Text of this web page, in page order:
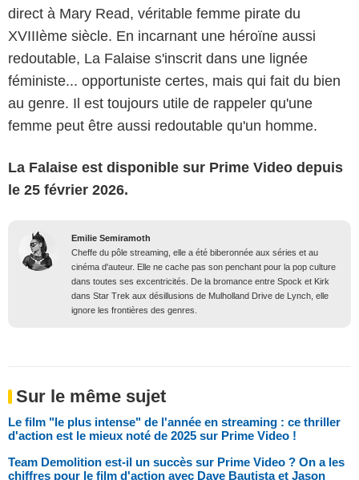
direct à Mary Read, véritable femme pirate du
XVIIIème siècle. En incarnant une héroïne aussi
redoutable, La Falaise s'inscrit dans une lignée
féministe... opportuniste certes, mais qui fait du bien
au genre. Il est toujours utile de rappeler qu'une
femme peut être aussi redoutable qu'un homme.
La Falaise est disponible sur Prime Video depuis
le 25 février 2026.
Emilie Semiramoth
Cheffe du pôle streaming, elle a été biberonnée aux séries et au
cinéma d'auteur. Elle ne cache pas son penchant pour la pop culture
dans toutes ses excentricités. De la bromance entre Spock et Kirk
dans Star Trek aux désillusions de Mulholland Drive de Lynch, elle
ignore les frontières des genres.
Sur le même sujet
Le film "le plus intense" de l'année en streaming : ce thriller
d'action est le mieux noté de 2025 sur Prime Video !
Team Demolition est-il un succès sur Prime Video ? On a les
chiffres pour le film d'action avec Dave Bautista et Jason